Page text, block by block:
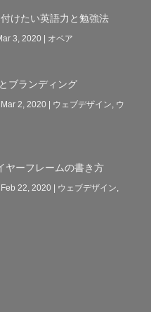
けたい英語力と勉強法
3, 2020| オペア
ブランディング
2, 2020| ウェブデザイン, ウ
ヤーフレームの書き方
22, 2020| ウェブデザイン,